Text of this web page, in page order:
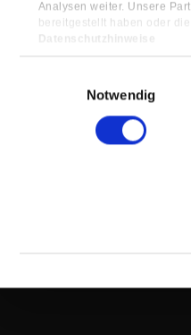
Analysen weiter. Unsere
bereitgestellt haben oder
Datenschutzhinweise
Impressum
NotwendigService
Service
Delivery